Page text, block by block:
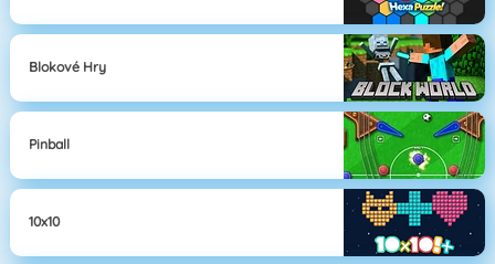
Blokové Hry
Pinball
10x10